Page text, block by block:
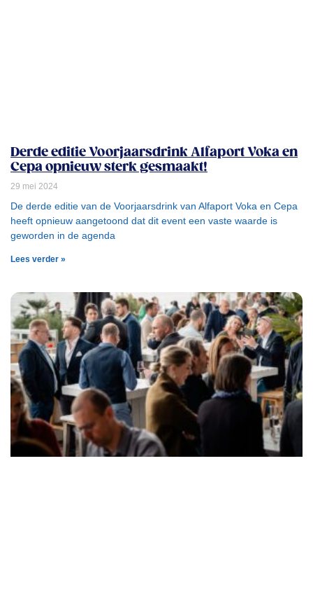
Derde editie Voorjaarsdrink Alfaport Voka en
Cepa opnieuw sterk gesmaakt!
29 mei 2024
De derde editie van de Voorjaarsdrink van Alfaport Voka en Cepa
heeft opnieuw aangetoond dat dit event een vaste waarde is
geworden in de agenda
Lees verder »